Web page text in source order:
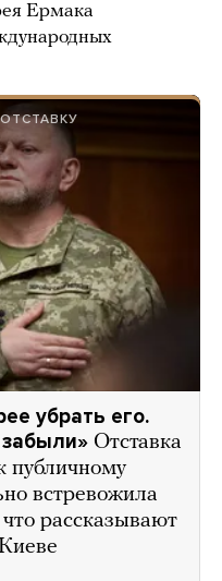
Ермака
убрать его.
Отставка
публичному
встревожила
рассказывают